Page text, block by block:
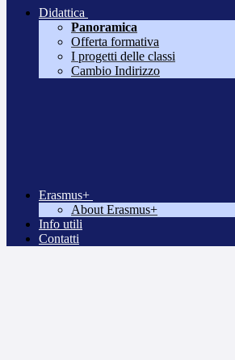
Didattica
Panoramica
Offerta formativa
I progetti delle classi
Cambio Indirizzo
Erasmus+
About Erasmus+
Info utili
Contatti